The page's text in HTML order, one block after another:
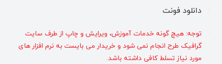
دانلود فونت
توجه: هیچ گونه خدمات آموزش، ویرایش و چاپ از طرف سایت
گرافیک طرح انجام نمی شود و خریدار می بایست به نرم افزار های
مورد نیاز تسلط کافی داشته باشد.